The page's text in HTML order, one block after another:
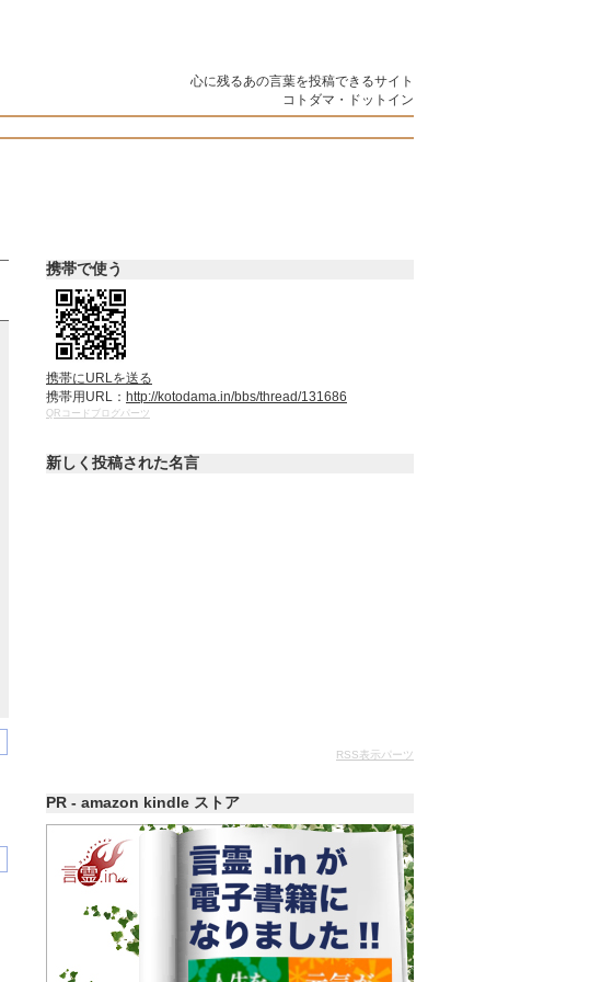
心に残るあの言葉を投稿できるサイト
コトダマ・ドットイン
携帯で使う
携帯にURLを送る
携帯用URL： http://kotodama.in/bbs/thread/131686
QRコードブログパーツ
新しく投稿された名言
RSS表示パーツ
PR - amazon kindle ストア